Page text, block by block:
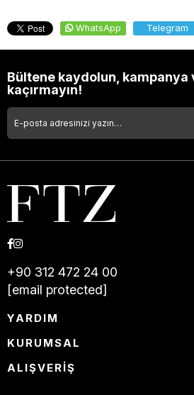
WhatsApp Telegram
Bültene kaydolun, kampanya
kaçırmayın!
+90 312 472 24 00
[email protected]
YARDIM
KURUMSAL
ALIŞVERİŞ